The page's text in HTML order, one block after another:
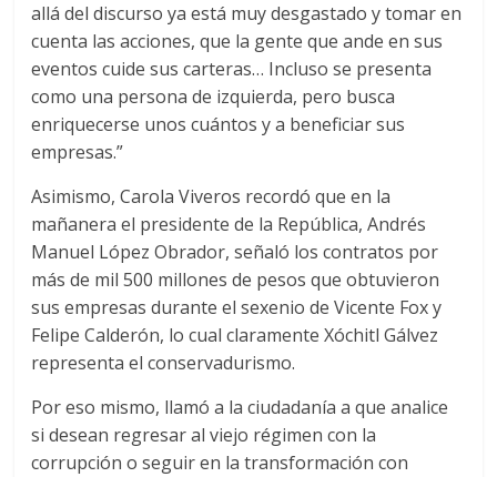
allá del discurso ya está muy desgastado y tomar en
cuenta las acciones, que la gente que ande en sus
eventos cuide sus carteras… Incluso se presenta
como una persona de izquierda, pero busca
enriquecerse unos cuántos y a beneficiar sus
empresas.”
Asimismo, Carola Viveros recordó que en la
mañanera el presidente de la República, Andrés
Manuel López Obrador, señaló los contratos por
más de mil 500 millones de pesos que obtuvieron
sus empresas durante el sexenio de Vicente Fox y
Felipe Calderón, lo cual claramente Xóchitl Gálvez
representa el conservadurismo.
Por eso mismo, llamó a la ciudadanía a que analice
si desean regresar al viejo régimen con la
corrupción o seguir en la transformación con